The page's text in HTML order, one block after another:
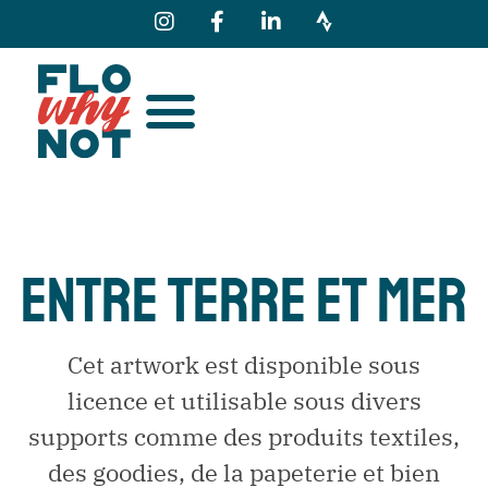
ENTRE TERRE ET MER
Cet artwork est disponible sous
licence et utilisable sous divers
supports comme des produits textiles,
des goodies, de la papeterie et bien